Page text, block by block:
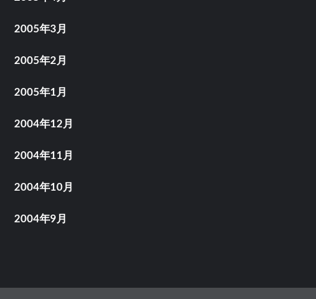
2005年3月
2005年2月
2005年1月
2004年12月
2004年11月
2004年10月
2004年9月